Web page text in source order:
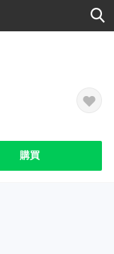
購買